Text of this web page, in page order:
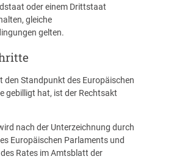
oder einem Drittstaat
gleiche
gelten.
den Standpunkt des Europäischen
gebilligt hat, ist der Rechtsakt
nach der Unterzeichnung durch
Europäischen Parlaments und
Rates im Amtsblatt der